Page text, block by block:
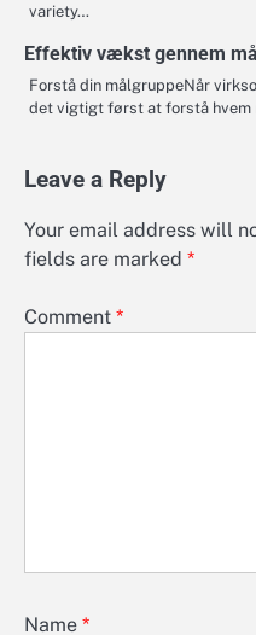
variety…
Effektiv vækst gennem
Forstå din målgruppeNår
det vigtigt først at forstå hvem
Leave a Reply
Your email address will
fields are marked *
Comment *
Name *